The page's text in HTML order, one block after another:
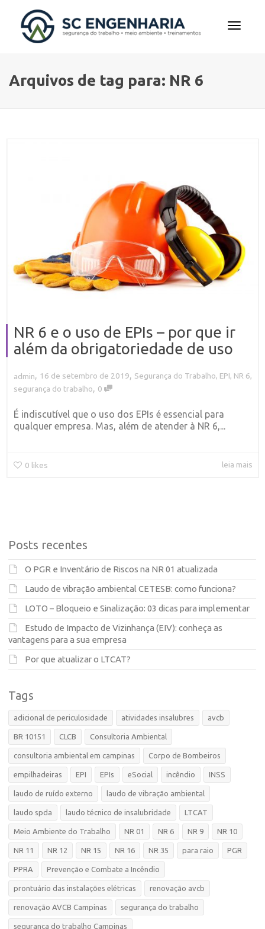
Arquivos de tag para: NR 6
NR 6 e o uso de EPIs – por que ir
além da obrigatoriedade de uso
admin, 16 de setembro de 2019, Segurança do Trabalho, EPI, NR 6,
segurança do trabalho, 0
É indiscutível que o uso dos EPIs é essencial para
qualquer empresa. Mas, além de atender à NR 6,...
0 likes leia mais
Posts recentes
O PGR e Inventário de Riscos na NR 01 atualizada
Laudo de vibração ambiental CETESB: como funciona?
LOTO – Bloqueio e Sinalização: 03 dicas para implementar
Estudo de Impacto de Vizinhança (EIV): conheça as
vantagens para a sua empresa
Por que atualizar o LTCAT?
Tags
adicional de periculosidade atividades insalubres avcb
BR 10151 CLCB Consultoria Ambiental
consultoria ambiental em campinas Corpo de Bombeiros
empilhadeiras EPI EPIs eSocial incêndio INSS
laudo de ruído externo laudo de vibração ambiental
laudo spda laudo técnico de insalubridade LTCAT
Meio Ambiente do Trabalho NR 01 NR 6 NR 9 NR 10
NR 11 NR 12 NR 15 NR 16 NR 35 para raio PGR
PPRA Prevenção e Combate a Incêndio
prontuário das instalações elétricas renovação avcb
renovação AVCB Campinas segurança do trabalho
segurança do trabalho Campinas